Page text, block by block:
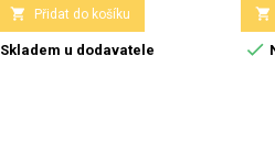
 Přidat do košíku
Skladem u dodavatele

